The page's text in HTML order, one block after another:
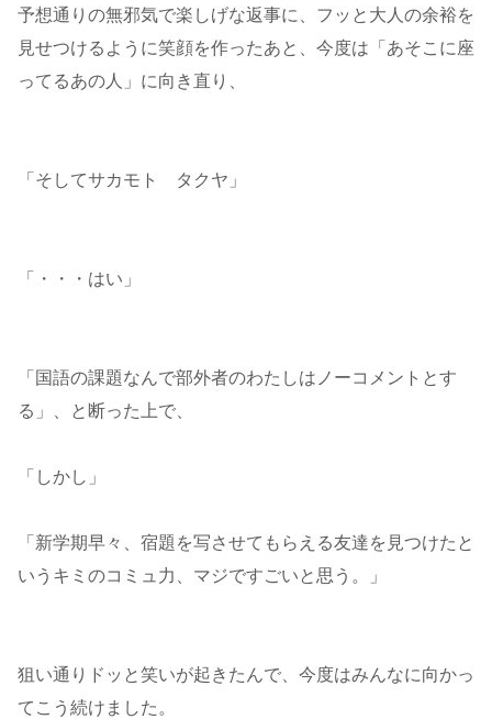
予想通りの無邪気で楽しげな返事に、フッと大人の余裕を
見せつけるように笑顔を作ったあと、今度は「あそこに座
ってるあの人」に向き直り、
「そしてサカモト タクヤ」
「・・・はい」
「国語の課題なんで部外者のわたしはノーコメントとす
る」、と断った上で、
「しかし」
「新学期早々、宿題を写させてもらえる友達を見つけたと
いうキミのコミュ力、マジですごいと思う。」
狙い通りドッと笑いが起きたんで、今度はみんなに向かっ
てこう続けました。